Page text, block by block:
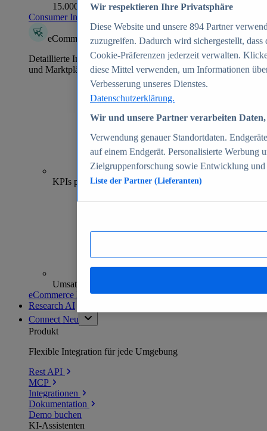
15.000+ Marken
Consumer Insights entdecken
eCommerce Insights
Detaillierte Informationen zu mehr als 39.000 Online-Shops
und Marktplätzen
70+
KPIs pro Shop
Umsatzanalysen und -prognosen
eCommerce Insights entdecken
Research AI
Connect Neu
Produkt
Flexible Integration für jede Umgebung
Rest API
MCP
Integrationen
Dokumentation
Demo buchen
KI-Assistenten
Wir respektieren Ihre Privatsphäre
Diese Website und unsere 894 Partner
zuzugreifen. Dadurch wird sichergestellt,
Cookie-Präferenzen jederzeit verwalten.
diese Mittel verwenden, um Informationen
Verbesserung unseres Dienstes.
Datenschutzerklärung.
Wir und unsere Partner verarbeiten
Verwendung genauer Standortdaten.
auf einem Endgerät. Personalisierte Werbung
Zielgruppenforschung sowie Entwicklung
Liste der Partner (Lieferanten)